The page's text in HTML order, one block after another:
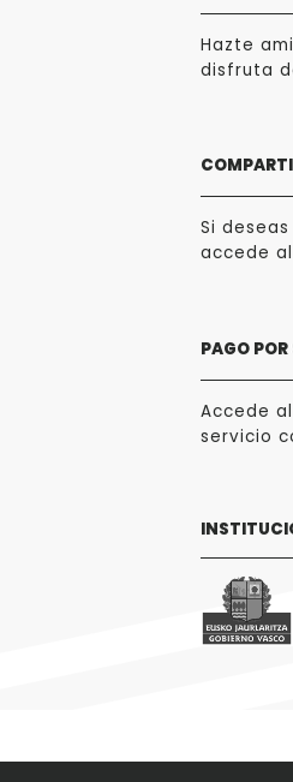
Hazte
disfruta
Si
accede
PAGO
Accede
servicio